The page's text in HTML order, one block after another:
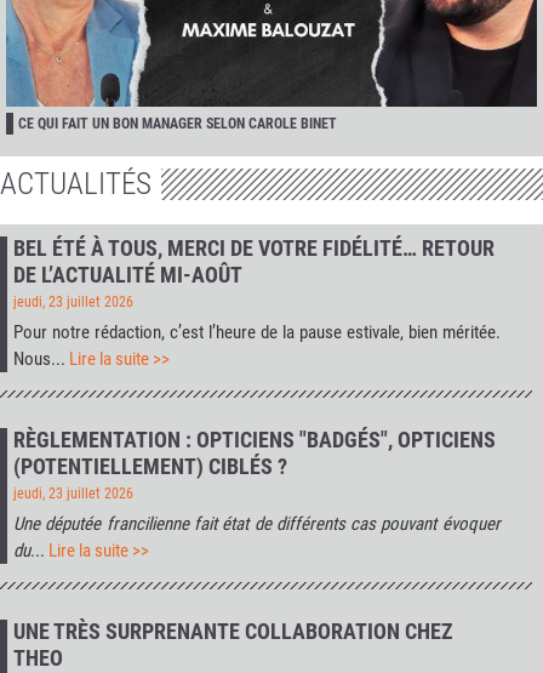
CE QUI FAIT UN BON MANAGER SELON CAROLE BINET
ACTUALITÉS
BEL ÉTÉ À TOUS, MERCI DE VOTRE FIDÉLITÉ… RETOUR
DE L’ACTUALITÉ MI-AOÛT
jeudi, 23 juillet 2026
Pour notre rédaction, c’est l’heure de la pause estivale, bien méritée.
Nous... Lire la suite >>
RÈGLEMENTATION : OPTICIENS "BADGÉS", OPTICIENS
(POTENTIELLEMENT) CIBLÉS ?
jeudi, 23 juillet 2026
Une députée francilienne fait état de différents cas pouvant évoquer
du... Lire la suite >>
UNE TRÈS SURPRENANTE COLLABORATION CHEZ
THEO